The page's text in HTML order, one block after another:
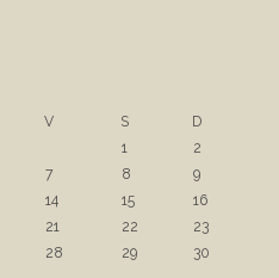
V S
D
1
2
7 8
9
14 15
16
21 22
23
28 29
30